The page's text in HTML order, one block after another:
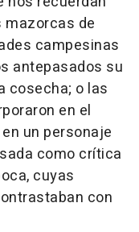
de
campesinas
antepasados su
cosecha; o las
en el
un personaje
como crítica
cuyas
con